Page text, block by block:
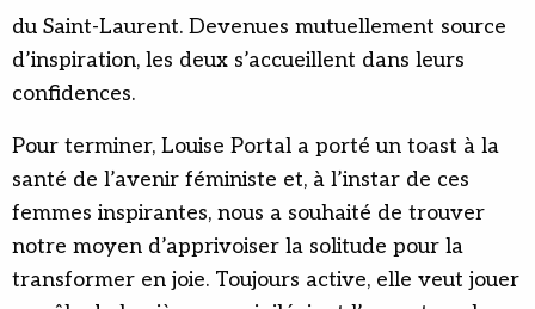
du Saint-Laurent. Devenues mutuellement source
d’inspiration, les deux s’accueillent dans leurs
confidences.
Pour terminer, Louise Portal a porté un toast à la
santé de l’avenir féministe et, à l’instar de ces
femmes inspirantes, nous a souhaité de trouver
notre moyen d’apprivoiser la solitude pour la
transformer en joie. Toujours active, elle veut jouer